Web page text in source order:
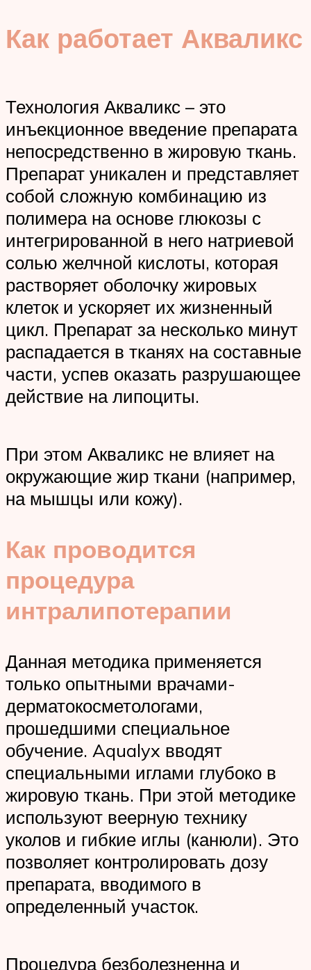
Как работает Акваликс
Технология Акваликс – это
инъекционное введение препарата
непосредственно в жировую ткань.
Препарат уникален и представляет
собой сложную комбинацию из
полимера на основе глюкозы с
интегрированной в него натриевой
солью желчной кислоты, которая
растворяет оболочку жировых
клеток и ускоряет их жизненный
цикл. Препарат за несколько минут
распадается в тканях на составные
части, успев оказать разрушающее
действие на липоциты.
При этом Акваликс не влияет на
окружающие жир ткани (например,
на мышцы или кожу).
Как проводится
процедура
интралипотерапии
Данная методика применяется
только опытными врачами-
дерматокосметологами,
прошедшими специальное
обучение. Aqualyx вводят
специальными иглами глубоко в
жировую ткань. При этой методике
используют веерную технику
уколов и гибкие иглы (канюли). Это
позволяет контролировать дозу
препарата, вводимого в
определенный участок.
Процедура безболезненна и